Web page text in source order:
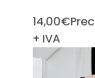
14,00€
+ IVA